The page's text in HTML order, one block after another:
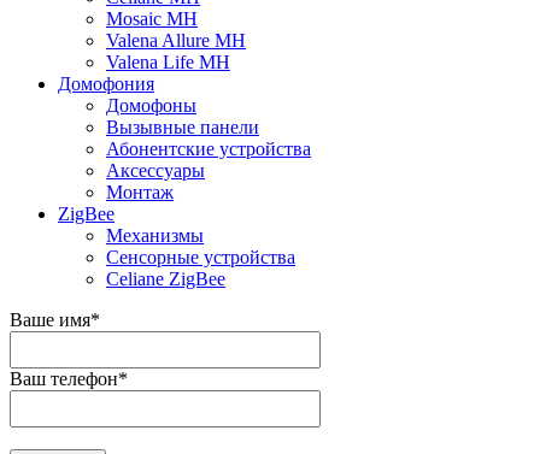
Mosaic MH
Valena Allure MH
Valena Life MH
Домофония
Домофоны
Вызывные панели
Абонентские устройства
Аксессуары
Монтаж
ZigBee
Механизмы
Сенсорные устройства
Celiane ZigBee
Ваше имя*
Ваш телефон*